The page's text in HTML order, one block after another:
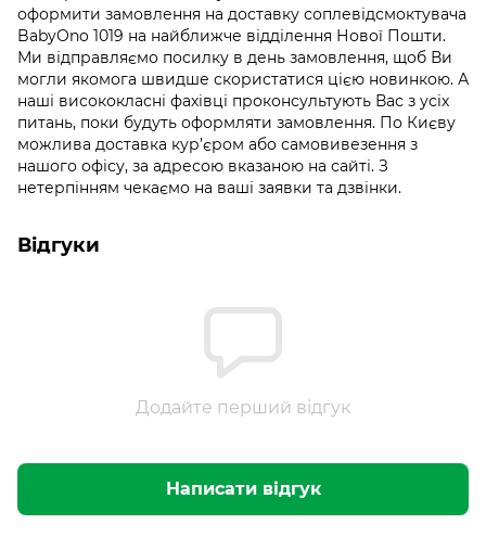
оформити замовлення на доставку соплевідсмоктувача
BabyOno 1019 на найближче відділення Нової Пошти.
Ми відправляємо посилку в день замовлення, щоб Ви
могли якомога швидше скористатися цією новинкою. А
наші висококласні фахівці проконсультують Вас з усіх
питань, поки будуть оформляти замовлення. По Києву
можлива доставка кур’єром або самовивезення з
нашого офісу, за адресою вказаною на сайті. З
нетерпінням чекаємо на ваші заявки та дзвінки.
Відгуки
Додайте перший відгук
Написати відгук